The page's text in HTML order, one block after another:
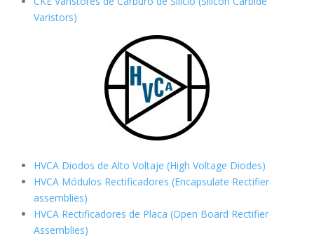
Varistors)
HVCA Diodos de Alto Voltaje (High Voltage Diodes)
HVCA Módulos Rectificadores (Encapsulate Rectifier
assemblies)
HVCA Rectificadores de Placa (Open Board Rectifier
Assemblies)